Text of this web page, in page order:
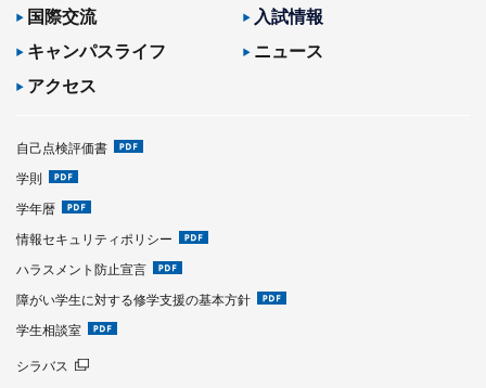
国際交流
入試情報
キャンパスライフ
ニュース
アクセス
自己点検評価書
学則
学年暦
情報セキュリティポリシー
ハラスメント防止宣言
障がい学生に対する修学支援の基本方針
学生相談室
シラバス